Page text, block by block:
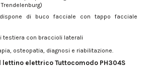
di buco facciale con tappo facciale
testiera con braccioli laterali
osteopatia, diagnosi e riabilitazione.
lettino elettrico Tuttocomodo PH304S